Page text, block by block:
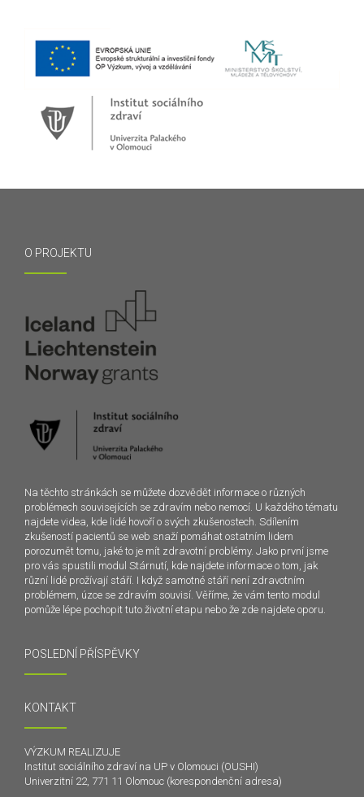
O PROJEKTU
Na těchto stránkách se můžete dozvědět informace o různých
problémech souvisejících se zdravím nebo nemocí. U každého tématu
najdete videa, kde lidé hovoří o svých zkušenostech. Sdílením
zkušeností pacientů se web snaží pomáhat ostatním lidem
porozumět tomu, jaké to je mít zdravotní problémy. Jako první jsme
pro vás spustili modul Stárnutí, kde najdete informace o tom, jak
různí lidé prožívají stáří. I když samotné stáří není zdravotním
problémem, úzce se zdravím souvisí. Věříme, že vám tento modul
pomůže lépe pochopit tuto životní etapu nebo že zde najdete oporu.
POSLEDNÍ PŘÍSPĚVKY
KONTAKT
VÝZKUM REALIZUJE
Institut sociálního zdraví na UP v Olomouci (OUSHI)
Univerzitní 22, 771 11 Olomouc (korespondenční adresa)